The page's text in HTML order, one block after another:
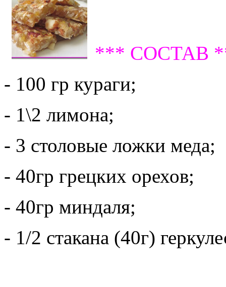
*** СОСТАВ
- 100 гр кураги;
- 1\2 лимона;
- 3 столовые ложки меда;
- 40гр грецких орехов;
- 40гр миндаля;
- 1/2 стакана (40г)